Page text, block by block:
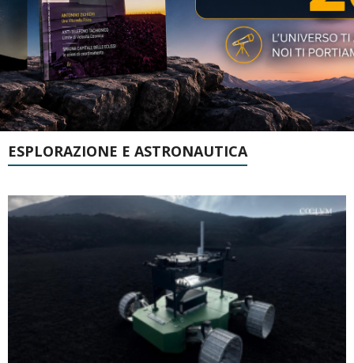
ESPLORAZIONE E ASTRONAUTICA